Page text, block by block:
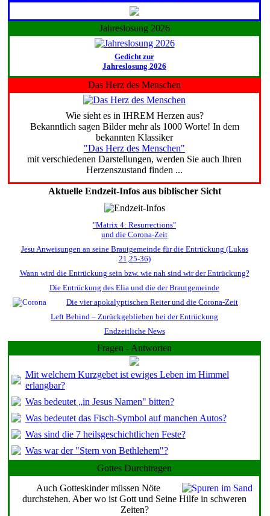
Jahreslosung 2026
Gedicht zur
Jahreslosung 2026
Das Herz des Menschen
Wie sieht es in IHREM Herzen aus?
Bekanntlich sagen Bilder mehr als 1000 Worte! In dem
bekannten Klassiker
"Das Herz des Menschen"
mit verschiedenen Darstellungen, werden Sie auch Ihren
Herzenszustand finden ...
Aktuelle Endzeit-Infos aus biblischer Sicht
"Matrix 4: Resurrections"
und die Corona-Zeit
Jesu Anweisungen an seine Brautgemeinde für die Entrückung (Lukas
21,25-36)
Wann wird die Entrückung sein bzw. wie nah sind wir der Entrückung?
Die Entrückung des Elia und die der Brautgemeinde
Die vier apokalyptischen Reiter und die Corona-Zeit
Left Behind – Zurückgeblieben bei der Entrückung
Endzeitliche News
Fragen - Antworten
Mit welchem Kurzgebet ist ewiges Leben im Himmel
erlangbar?
Was bedeutet „in Jesus Namen" bitten?
Was bedeutet das Fisch-Symbol auf manchen Autos?
Was sind die 7 heilsgeschichtlichen Feste?
Was war der "Stern von Bethlehem"?
Gottes Durchtragen
Auch Gotteskinder müssen Nöte
durchstehen. Aber wo ist Gott und Seine Hilfe in schweren
Zeiten?